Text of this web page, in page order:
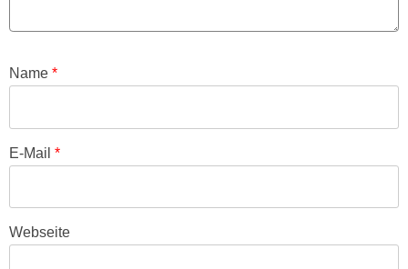
Name *
E-Mail *
Webseite